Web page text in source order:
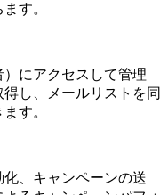
す。
にアクセスして管理
し、メールリストを同
す。
、キャンペーンの送